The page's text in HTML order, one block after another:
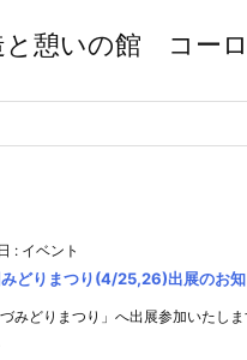
: イベント
どりまつり(4/25,26)出展のお
みどりまつり」へ出展参加いたし